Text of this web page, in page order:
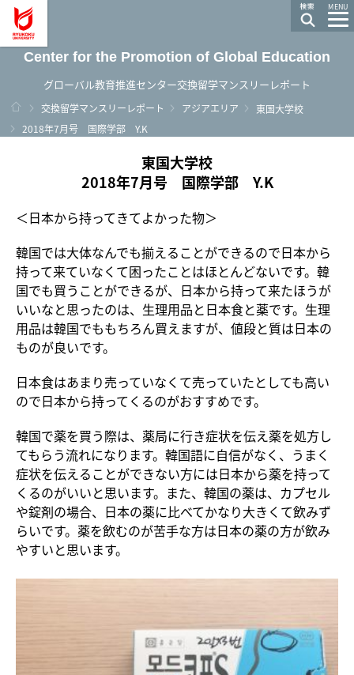
MENU
Center for the Promotion of Global Education
グローバル教育推進センター交換留学マンスリーレポート
ホーム
交換留学マンスリーレポート アジアエリア
東国大学校
2018年7月号 国際学部 Y.K
東国大学校
2018年7月号 国際学部 Y.K
＜日本から持ってきてよかった物＞
韓国では大体なんでも揃えることができるので日本から
持って来ていなくて困ったことはほとんどないです。韓
国でも買うことができるが、日本から持って来たほうが
いいなと思ったのは、生理用品と日本食と薬です。生理
用品は韓国でももちろん買えますが、値段と質は日本の
ものが良いです。
日本食はあまり売っていなくて売っていたとしても高い
ので日本から持ってくるのがおすすめです。
韓国で薬を買う際は、薬局に行き症状を伝え薬を処方し
てもらう流れになります。韓国語に自信がなく、うまく
症状を伝えることができない方には日本から薬を持って
くるのがいいと思います。また、韓国の薬は、カプセル
や錠剤の場合、日本の薬に比べてかなり大きくて飲みず
らいです。薬を飲むのが苦手な方は日本の薬の方が飲み
やすいと思います。